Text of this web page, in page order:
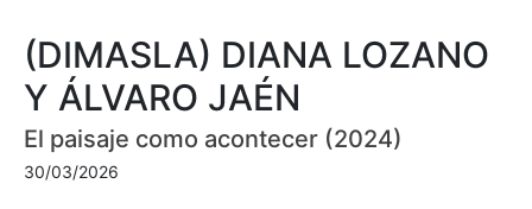
(DIMASLA) DIANA LOZANO
Y ÁLVARO JAÉN
El paisaje como acontecer (2024)
30/03/2026